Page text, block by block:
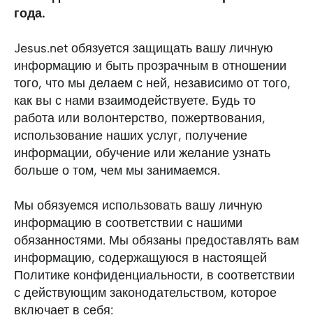
года.
Jesus.net обязуется защищать вашу личную
информацию и быть прозрачным в отношении
того, что мы делаем с ней, независимо от того,
как вы с нами взаимодействуете. Будь то
работа или волонтерство, пожертвования,
использование наших услуг, получение
информации, обучение или желание узнать
больше о том, чем мы занимаемся.
Мы обязуемся использовать вашу личную
информацию в соответствии с нашими
обязанностями. Мы обязаны предоставлять вам
информацию, содержащуюся в настоящей
Политике конфиденциальности, в соответствии
с действующим законодательством, которое
включает в себя: